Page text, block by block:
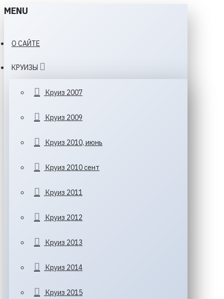
MENU
О САЙТЕ
КРУИЗЫ
Круиз 2007
Круиз 2009
Круиз 2010, июнь
Круиз 2010 сент
Круиз 2011
Круиз 2012
Круиз 2013
Круиз 2014
Круиз 2015